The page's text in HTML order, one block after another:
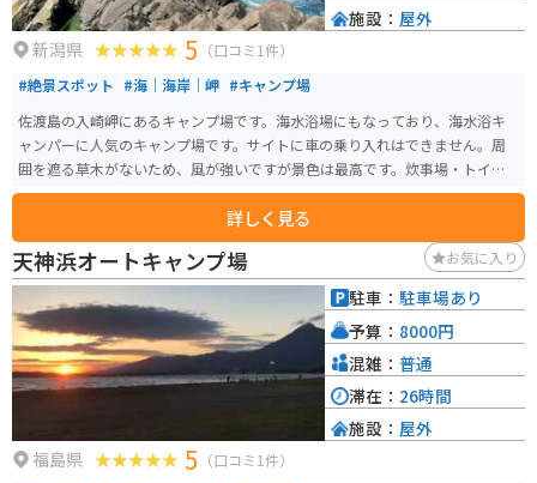
新潟県 5 （口コミ1件）
#絶景スポット #海｜海岸｜岬 #キャンプ場
佐渡島の入崎岬にあるキャンプ場です。海水浴場にもなっており、海水浴キ
ャンパーに人気のキャンプ場です。サイトに車の乗り入れはできません。周
囲を遮る草木がないため、風が強いですが景色は最高です。炊事場・トイ
レ・シャワーがあります。料金は800円。
詳しく見る
施設： 屋外
天神浜オートキャンプ場 お気に入り
福島県 5 （口コミ1件）
駐車： 駐車場あり
予算： 8000円
混雑： 普通
滞在： 26時間
施設： 屋外